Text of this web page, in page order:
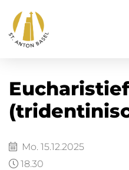
Mo. 15.12.2025
18.30